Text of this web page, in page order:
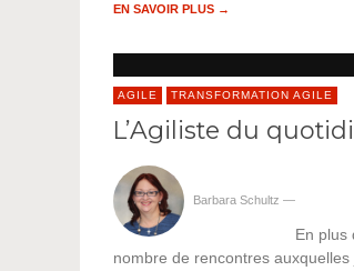
EN SAVOIR PLUS →
AGILE TRANSFORMATION AGILE
L’Agiliste du
Barbara Schultz —
En plus
nombre de rencontres